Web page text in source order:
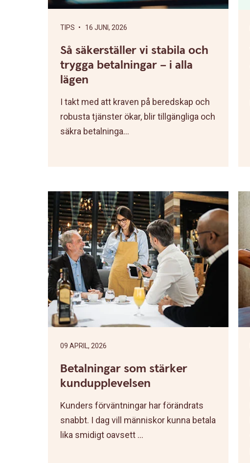
TIPS • 16 JUNI, 2026
Så säkerställer vi stabila och
trygga betalningar – i alla
lägen
I takt med att kraven på beredskap och
robusta tjänster ökar, blir tillgängliga och
säkra betalninga...
09 APRIL, 2026
Betalningar som stärker
kundupplevelsen
Kunders förväntningar har förändrats
snabbt. I dag vill människor kunna betala
lika smidigt oavsett ...